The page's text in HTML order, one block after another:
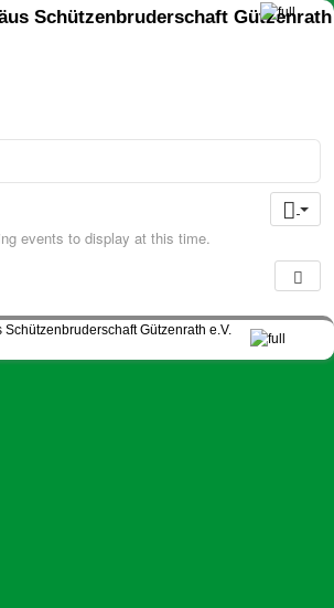
Schützenbruderschaft Gützenrath
events to display at this time.
Schützenbruderschaft Gützenrath e.V.